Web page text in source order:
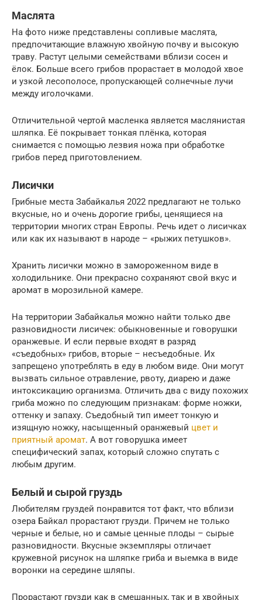
Маслята
На фото ниже представлены сопливые маслята,
предпочитающие влажную хвойную почву и высокую
траву. Растут целыми семействами вблизи сосен и
ёлок. Больше всего грибов прорастает в молодой хвое
и узкой лесополосе, пропускающей солнечные лучи
между иголочками.
Отличительной чертой масленка является маслянистая
шляпка. Её покрывает тонкая плёнка, которая
снимается с помощью лезвия ножа при обработке
грибов перед приготовлением.
Лисички
Грибные места Забайкалья 2022 предлагают не только
вкусные, но и очень дорогие грибы, ценящиеся на
территории многих стран Европы. Речь идет о лисичках
или как их называют в народе – «рыжих петушков».
Хранить лисички можно в замороженном виде в
холодильнике. Они прекрасно сохраняют свой вкус и
аромат в морозильной камере.
На территории Забайкалья можно найти только две
разновидности лисичек: обыкновенные и говорушки
оранжевые. И если первые входят в разряд
«съедобных» грибов, вторые – несъедобные. Их
запрещено употреблять в еду в любом виде. Они могут
вызвать сильное отравление, рвоту, диарею и даже
интоксикацию организма. Отличить два с виду похожих
гриба можно по следующим признакам: форме ножки,
оттенку и запаху. Съедобный тип имеет тонкую и
изящную ножку, насыщенный оранжевый цвет и
приятный аромат. А вот говорушка имеет
специфический запах, который сложно спутать с
любым другим.
Белый и сырой груздь
Любителям груздей понравится тот факт, что вблизи
озера Байкал прорастают грузди. Причем не только
черные и белые, но и самые ценные плоды – сырые
разновидности. Вкусные экземпляры отличает
кружевной рисунок на шляпке гриба и выемка в виде
воронки на середине шляпы.
Прорастают грузди как в смешанных, так и в хвойных